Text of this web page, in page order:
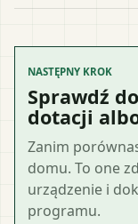
NASTĘPNY KROK
Sprawdź
dotacji
Zanim
domu. To one
urządzenie i
programu.